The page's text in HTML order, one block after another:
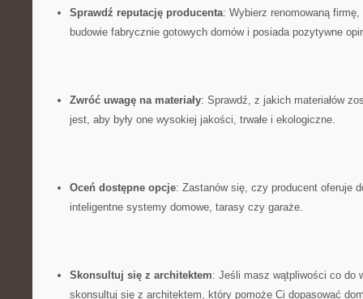
Sprawdź reputację ⁣producenta:‍ Wybierz ⁢renomowaną
budowie ⁣fabrycznie gotowych domów i posiada pozytywne
Zwróć uwagę na materiały: Sprawdź, z jakich materiałów
jest,⁢ aby ‌były one wysokiej jakości, trwałe​ i ekologiczne.
Oceń dostępne⁤ opcje: Zastanów ⁢się, ‌czy ⁢producent ⁣oferuje⁣
inteligentne ​systemy domowe, ⁢tarasy czy garaże.
Skonsultuj ⁤się ⁢z‍ architektem: Jeśli masz wątpliwości⁣ co do⁤
skonsultuj się z ‍architektem, który pomoże Ci dopasować